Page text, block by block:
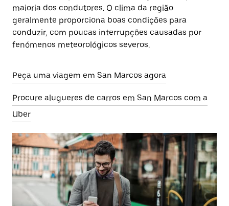
maioria dos condutores. O clima da região
geralmente proporciona boas condições para
conduzir, com poucas interrupções causadas por
fenómenos meteorológicos severos.
Peça uma viagem em San Marcos agora
Procure alugueres de carros em San Marcos com a
Uber